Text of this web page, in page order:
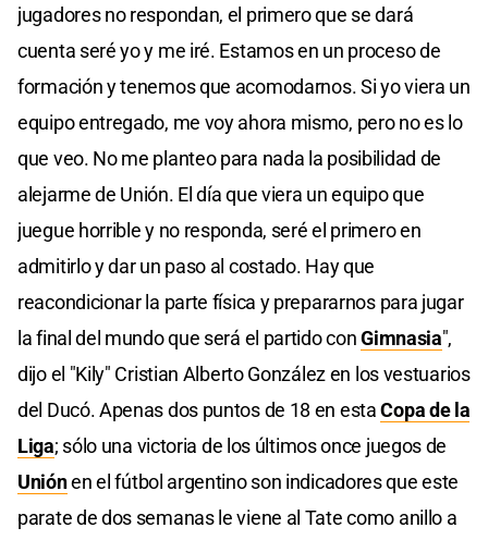
jugadores no respondan, el primero que se dará
cuenta seré yo y me iré. Estamos en un proceso de
formación y tenemos que acomodarnos. Si yo viera un
equipo entregado, me voy ahora mismo, pero no es lo
que veo. No me planteo para nada la posibilidad de
alejarme de Unión. El día que viera un equipo que
juegue horrible y no responda, seré el primero en
admitirlo y dar un paso al costado. Hay que
reacondicionar la parte física y prepararnos para jugar
la final del mundo que será el partido conGimnasia",
dijo el "Kily" Cristian Alberto González en los vestuarios
del Ducó. Apenas dos puntos de 18 en estaCopa de la
Liga; sólo una victoria de los últimos once juegos de
Uniónen el fútbol argentino son indicadores que este
parate de dos semanas le viene al Tate como anillo a